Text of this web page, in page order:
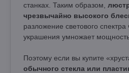
станках. Таким образом,
чрезвычайно высокого
разложение светового
украшения умножает
Поэтому если вы купите
обычного стекла или